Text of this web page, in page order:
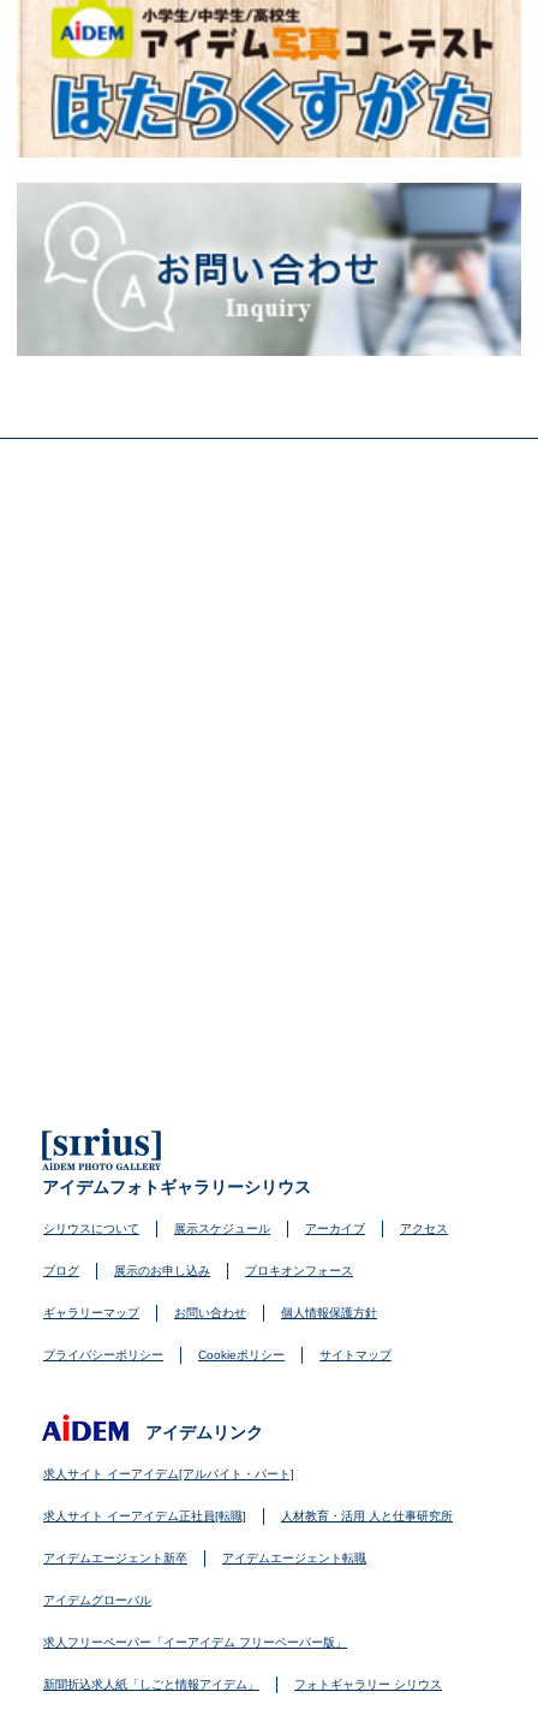
アイデムフォトギャラリーシリウス
シリウスについて 展示スケジュール アーカイブ アクセス
ブログ 展示のお申し込み プロキオンフォース
ギャラリーマップ お問い合わせ 個人情報保護方針
プライバシーポリシー Cookieポリシー サイトマップ
アイデムリンク
求人サイト イーアイデム[アルバイト・パート]
求人サイト イーアイデム正社員[転職] 人材教育・活用 人と仕事研究所
アイデムエージェント新卒 アイデムエージェント転職
アイデムグローバル
求人フリーペーパー「イーアイデム フリーペーパー版」
新聞折込求人紙「しごと情報アイデム」 フォトギャラリー シリウス